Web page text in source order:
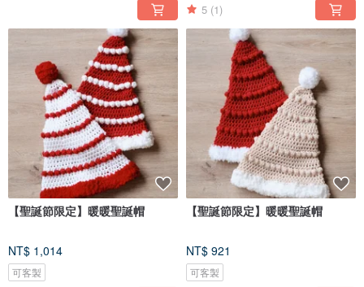
5 (1)
【聖誕節限定】暖暖聖誕帽
NT$ 1,014
可客製
【聖誕節限定】暖暖聖誕帽
NT$ 921
可客製